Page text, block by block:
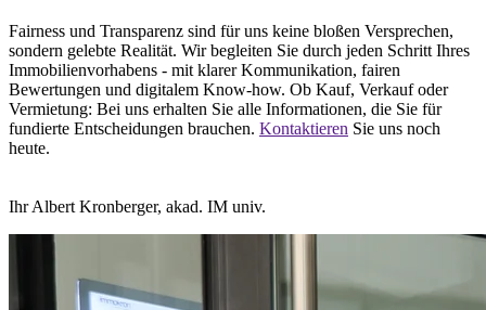
Fairness und Transparenz sind für uns keine bloßen Versprechen,
sondern gelebte Realität. Wir begleiten Sie durch jeden Schritt Ihres
Immobilienvorhabens - mit klarer Kommunikation, fairen
Bewertungen und digitalem Know-how. Ob Kauf, Verkauf oder
Vermietung: Bei uns erhalten Sie alle Informationen, die Sie für
fundierte Entscheidungen brauchen. Kontaktieren Sie uns noch
heute.
Ihr Albert Kronberger, akad. IM univ.